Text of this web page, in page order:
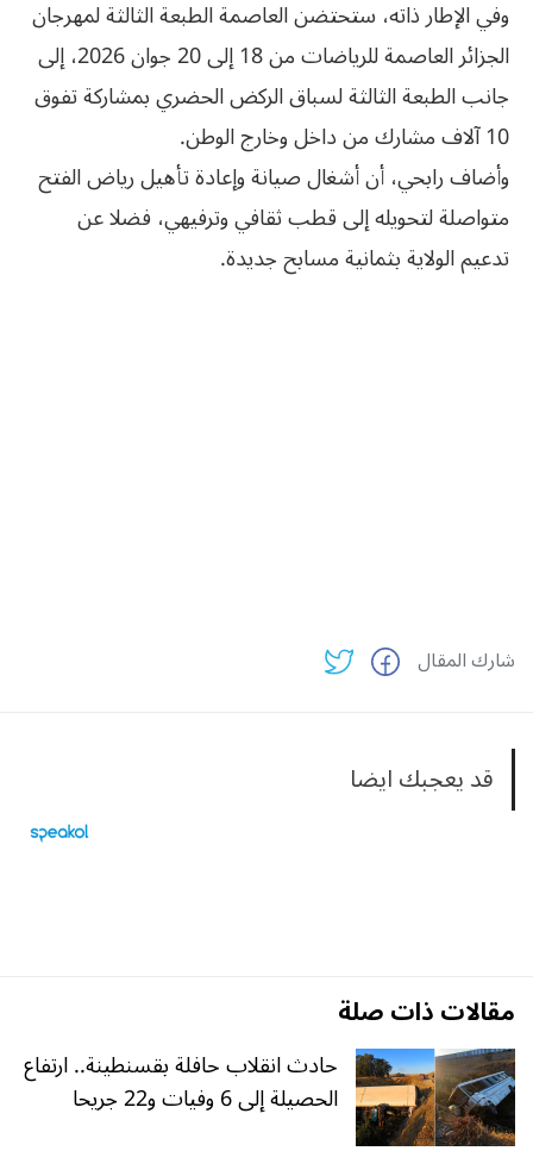
وفي الإطار ذاته، ستحتضن العاصمة الطبعة الثالثة لمهرجان
الجزائر العاصمة للرياضات من 18 إلى 20 جوان 2026، إلى
جانب الطبعة الثالثة لسباق الركض الحضري بمشاركة تفوق
10 آلاف مشارك من داخل وخارج الوطن.
وأضاف رابحي، أن أشغال صيانة وإعادة تأهيل رياض الفتح
متواصلة لتحويله إلى قطب ثقافي وترفيهي، فضلا عن
تدعيم الولاية بثمانية مسابح جديدة.
شارك المقال
قد يعجبك ايضا
مقالات ذات صلة
حادث انقلاب حافلة بقسنطينة.. ارتفاع
الحصيلة إلى 6 وفيات و22 جريحا